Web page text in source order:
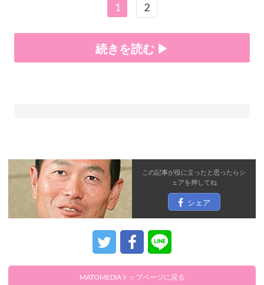
1 2
続きを読む ▶
この記事が役に立ったと思ったらシ
ェアを押してね
シェア
MATOMEDIAトップページに戻る